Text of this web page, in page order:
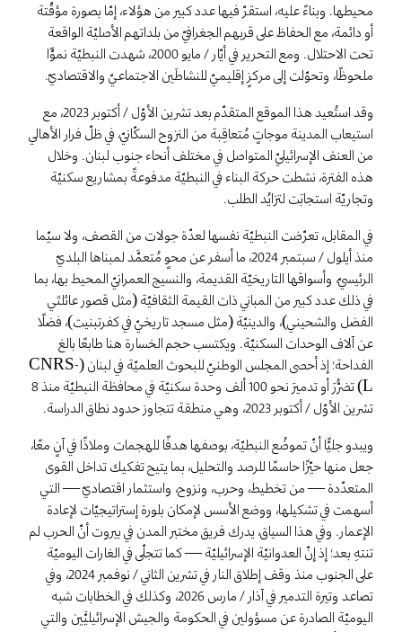
محيطها. وبناءً عليه، استقرّ فيها عدد كبير من هؤلاء، إمّا بصورة مؤقّتة
أو دائمة، مع الحفاظ على قربهم الجغرافيّ من بلداتهم الأصليّة الواقعة
تحت الاحتلال. ومع التحرير في أيّار / مايو 2000، شهدت النبطيّة نموًّا
ملحوظًا، وتحوّلت إلى مركزٍ إقليميّ للنشاطَين الاجتماعيّ والاقتصاديّ.
وقد استُعيد هذا الموقع المتقدّم بعد تشرين الأوّل / أكتوبر 2023، مع
استيعاب المدينة موجاتٍ مُتعاقِبة من النزوح السكّانيّ، في ظلّ فرار الأهالي
من العنف الإسرائيليّ المتواصل في مختلف أنحاء جنوب لبنان. وخلال
هذه الفترة، نشطت حركة البناء في النبطيّة مدفوعةً بمشاريع سكنيّة
وتجاريّة استجابَت لتزايُد الطلب.
في المقابل، تعرّضت النبطيّة نفسها لعدّة جولات من القصف، ولا سيّما
منذ أيلول / سبتمبر 2024، ما أسفر عن محوٍ مُتعمَّد لمبناها البلديّ
الرئيسيّ، وأسواقها التاريخيّة القديمة، والنسيج العمرانيّ المحيط بها، بما
في ذلك عدد كبير من المباني ذات القيمة الثقافيّة (مثل قصور عائلتَي
الفضل والشحيني)، والدينيّة (مثل مسجد تاريخيّ في كفرتبنيت)، فضلًا
عن آلاف الوحدات السكنيّة. ويكتسب حجم الخسارة هنا طابعًا بالغ
الفداحة؛ إذ أحصى المجلس الوطنيّ للبحوث العلميّة في لبنان (CNRS-
L) تضرُّرَ أو تدميرَ نحو 100 ألف وحدة سكنيّة في محافظة النبطيّة منذ 8
تشرين الأوّل / أكتوبر 2023، وهي منطقة تتجاوز حدود نطاق الدراسة.
ويبدو جليًّا أنّ تموضُع النبطيّة، بوصفها هدفًا للهجمات وملاذًا في آنٍ معًا،
جعل منها حيّزًا حاسمًا للرصد والتحليل، بما يتيح تفكيك تداخل القوى
المتعدّدة — من تخطيط، وحرب، ونزوح، واستثمار اقتصاديّ — التي
أسهمت في تشكيلها، ووضع الأسس لإمكان بلورة إستراتيجيّات لإعادة
الإعمار. وفي هذا السياق، يدرك فريق مختبر المدن في بيروت أنّ الحرب لم
تنتهِ بعد؛ إذ إنّ العدوانيّة الإسرائيليّة — كما تتجلّى في الغارات اليوميّة
على الجنوب منذ وقف إطلاق النار في تشرين الثاني / نوفمبر 2024، وفي
تصاعد وتيرة التدمير في آذار / مارس 2026، وكذلك في الخطابات شبه
اليوميّة الصادرة عن مسؤولين في الحكومة والجيش الإسرائيليَّين والتي